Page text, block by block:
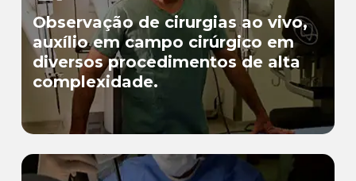
Observação de cirurgias ao vivo,
auxílio em campo cirúrgico em
diversos procedimentos de alta
complexidade.